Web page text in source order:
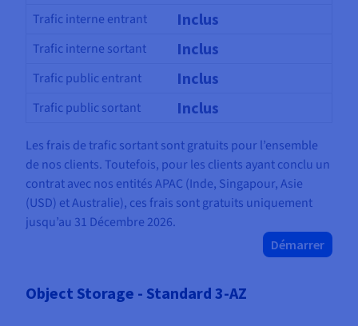
France (Gravelines)
Trafic interne entrant
Inclus
Trafic interne sortant Inclus
Trafic public entrant Inclus
Trafic public sortant Inclus
Les frais de trafic sortant sont gratuits pour l’ensemble
de nos clients. Toutefois, pour les clients ayant conclu un
contrat avec nos entités APAC (Inde, Singapour, Asie
(USD) et Australie), ces frais sont gratuits uniquement
jusqu’au 31 Décembre 2026.
Démarrer
Object Storage - Standard 3-AZ